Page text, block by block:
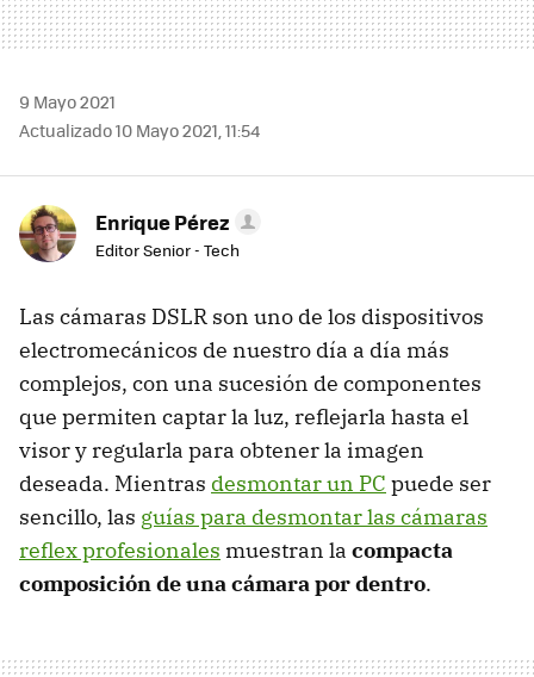
9 Mayo 2021
Actualizado 10 Mayo 2021, 11:54
Enrique Pérez
Editor Senior - Tech
Las cámaras DSLR son uno de los dispositivos
electromecánicos de nuestro día a día más
complejos, con una sucesión de componentes
que permiten captar la luz, reflejarla hasta el
visor y regularla para obtener la imagen
deseada. Mientras desmontar un PC puede ser
sencillo, las guías para desmontar las cámaras
reflex profesionales muestran la compacta
composición de una cámara por dentro.